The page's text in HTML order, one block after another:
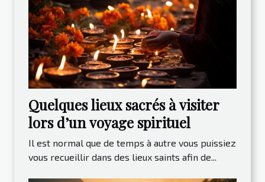
Quelques lieux sacrés à visiter
lors d’un voyage spirituel
Il est normal que de temps à autre vous puissiez
vous recueillir dans des lieux saints afin de...